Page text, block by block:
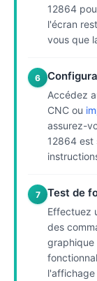
12864
l'écran
vous que
6
Accédez
CNC ou
assurez-
12864 est
7 Test de
Effectuez
des
graphique